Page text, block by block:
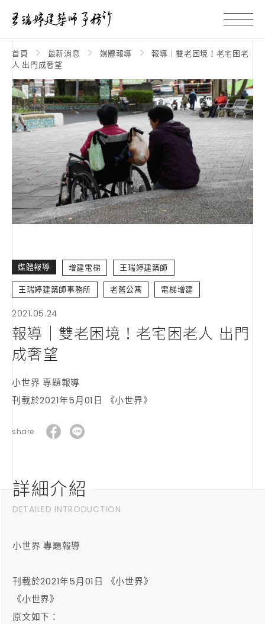
首頁 最新消息 媒體報導
報導｜雙老困境！老宅困老
人 出門成奢望
媒體報導 增建電梯
王瑞婷建築師
王瑞婷建築師事務所
老舊公寓 電梯增建
2021.05.24
報導｜雙老困境！老宅困老人 出門
成奢望
小世界 專題報導
刊載於2021年5月01日 《小世界》
share
詳細介紹
DETAILED INTRODUCTION
小世界 專題報導
刊載於2021年5月01日 《小世界》
《小世界》
原文如下：